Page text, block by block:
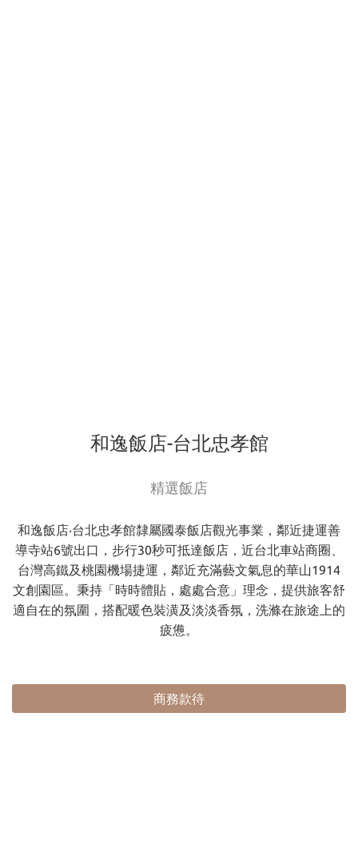
和逸飯店-台北忠孝館
精選飯店
和逸飯店‧台北忠孝館隸屬國泰飯店觀光事業，鄰近捷運善
導寺站6號出口，步行30秒可抵達飯店，近台北車站商圈、
台灣高鐵及桃園機場捷運，鄰近充滿藝文氣息的華山1914
文創園區。秉持「時時體貼，處處合意」理念，提供旅客舒
適自在的氛圍，搭配暖色裝潢及淡淡香氛，洗滌在旅途上的
疲憊。
商務款待